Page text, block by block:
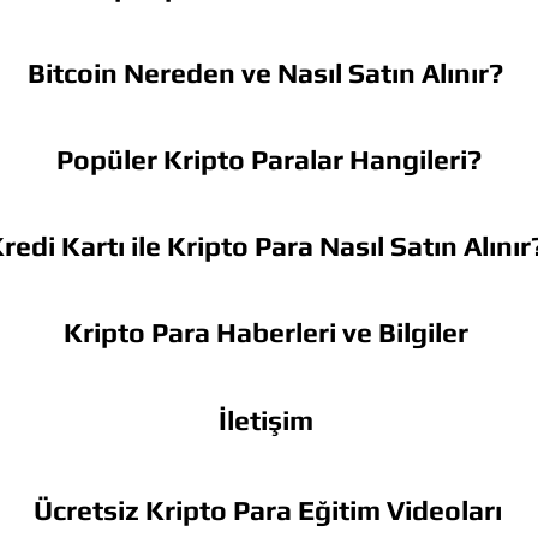
Bitcoin Nereden ve Nasıl Satın Alınır?
Popüler Kripto Paralar Hangileri?
Kartı ile Kripto Para Nasıl Satın
Kripto Para Haberleri ve Bilgiler
İletişim
Ücretsiz Kripto Para Eğitim Videoları